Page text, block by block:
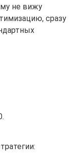
не вижу
сразу